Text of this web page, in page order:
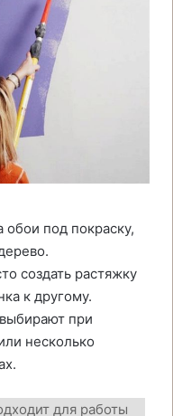
обои под покраску,
создать растяжку
к другому.
при
несколько
для работы